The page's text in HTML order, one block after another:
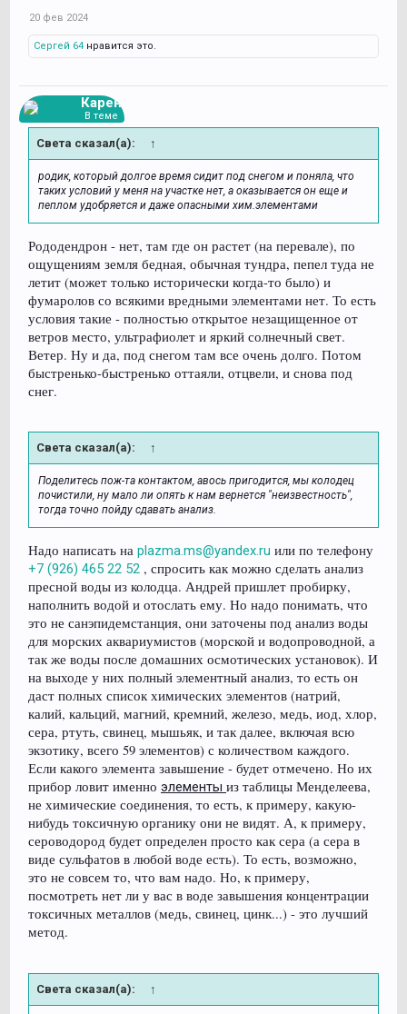
20 фев 2024
Сергей 64 нравится это.
Карен
В теме
Света сказал(а): ↑
родик, который долгое время сидит под снегом и поняла, что
таких условий у меня на участке нет, а оказывается он еще и
пеплом удобряется и даже опасными хим.элементами
Рододендрон - нет, там где он растет (на перевале), по
ощущениям земля бедная, обычная тундра, пепел туда не
летит (может только исторически когда-то было) и
фумаролов со всякими вредными элементами нет. То есть
условия такие - полностью открытое незащищенное от
ветров место, ультрафиолет и яркий солнечный свет.
Ветер. Ну и да, под снегом там все очень долго. Потом
быстренько-быстренько оттаяли, отцвели, и снова под
снег.
Света сказал(а): ↑
Поделитесь пож-та контактом, авось пригодится, мы колодец
почистили, ну мало ли опять к нам вернется "неизвестность",
тогда точно пойду сдавать анализ.
Надо написать на plazma.ms@yandex.ru или по телефону
+7 (926) 465 22 52 , спросить как можно сделать анализ
пресной воды из колодца. Андрей пришлет пробирку,
наполнить водой и отослать ему. Но надо понимать, что
это не санэпидемстанция, они заточены под анализ воды
для морских аквариумистов (морской и водопроводной, а
так же воды после домашних осмотических установок). И
на выходе у них полный элементный анализ, то есть он
даст полных список химических элементов (натрий,
калий, кальций, магний, кремний, железо, медь, иод, хлор,
сера, ртуть, свинец, мышьяк, и так далее, включая всю
экзотику, всего 59 элементов) с количеством каждого.
Если какого элемента завышение - будет отмечено. Но их
прибор ловит именно элементы из таблицы Менделеева,
не химические соединения, то есть, к примеру, какую-
нибудь токсичную органику они не видят. А, к примеру,
сероводород будет определен просто как сера (а сера в
виде сульфатов в любой воде есть). То есть, возможно,
это не совсем то, что вам надо. Но, к примеру,
посмотреть нет ли у вас в воде завышения концентрации
токсичных металлов (медь, свинец, цинк...) - это лучший
метод.
Света сказал(а): ↑